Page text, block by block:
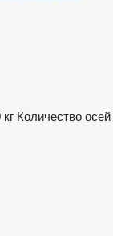
Количество осей